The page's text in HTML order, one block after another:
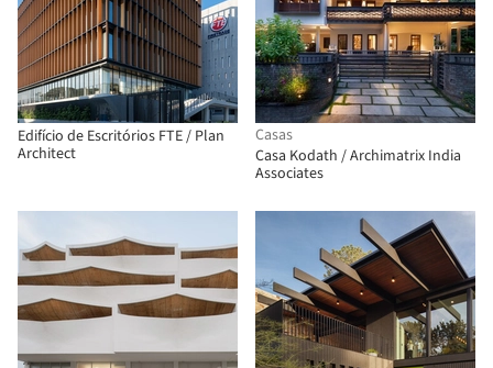
Edifício de Escritórios FTE / Plan
Architect
Casas
Casa Kodath / Archimatrix India
Associates